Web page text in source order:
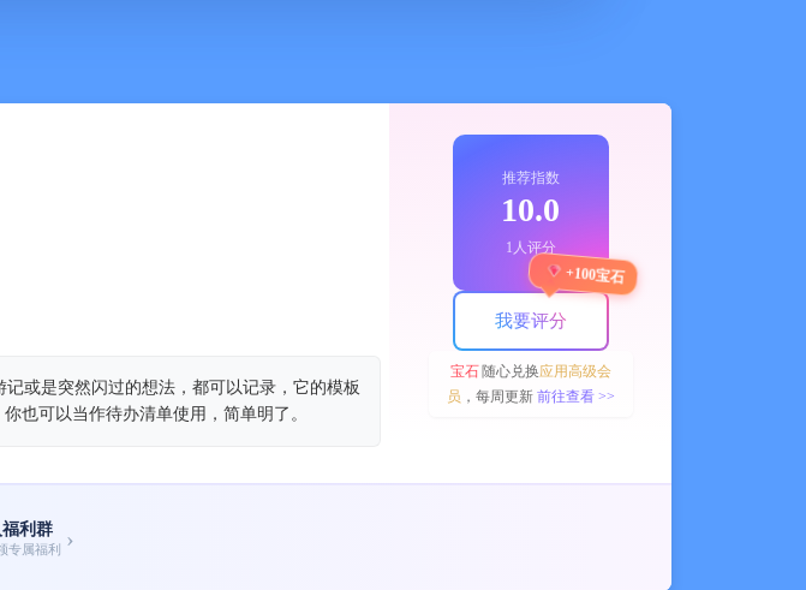
或是突然闪过的想法，都可以记录，它的模板
也可以当作待办清单使用，简单明了。
推荐指数
10.0
1人评分
我要评分
+100宝石
宝石随心兑换应用高级会
员 ，每周更新 前往查看 >>
利群
专属福利 ›